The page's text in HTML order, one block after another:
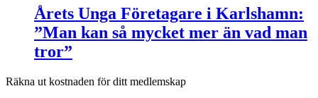
Årets Unga Företagare i Karlshamn:
”Man kan så mycket mer än vad man
tror”
Räkna ut kostnaden för ditt medlemskap